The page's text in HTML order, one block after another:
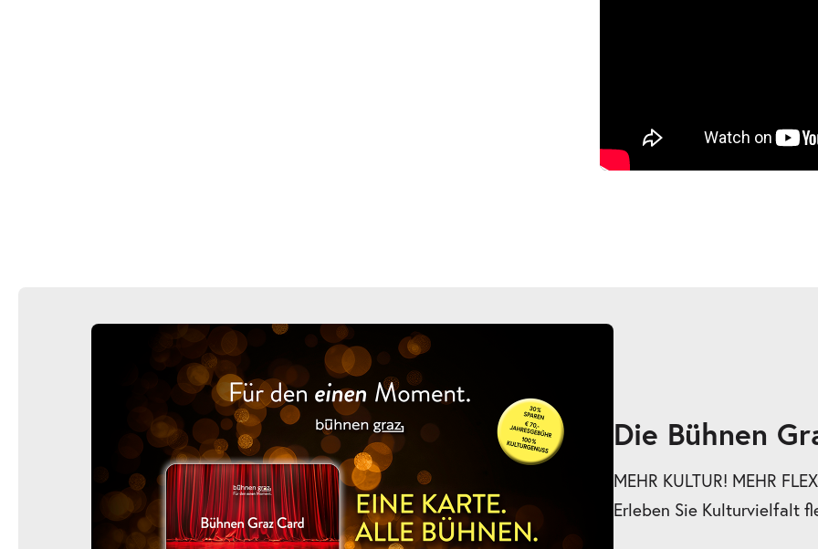
Die Bühnen
MEHR KULTUR! MEHR
Erleben Sie Kulturvielfalt